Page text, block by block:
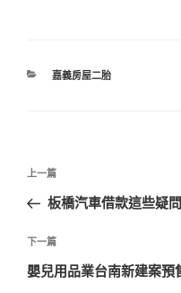
分
嘉義房屋二胎
文
導
覽
上
一
文
章
上一篇
板橋汽車借款這些疑
下
一
下一篇
嬰兒用品業台南新建案預